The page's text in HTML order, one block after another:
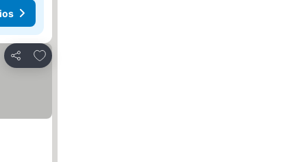
Compartir
Agregar a favoritos